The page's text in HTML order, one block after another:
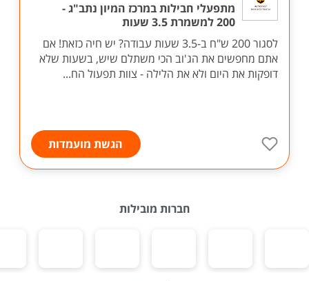
מתפעלי חבילות במרכז המיון נתב"ג -
200 למשמרת 3.5 שעות
לסגור 200 ש"ח ב-3.5 שעות עבודה? יש חיה כזאת! אם
אתם מחפשים את הג'וב הכי משתלם שיש, בשעות שלא
דופקות את היום ולא את הלילה - צוות תפעול הח...
הגשת מועמדות
חברות מובילות